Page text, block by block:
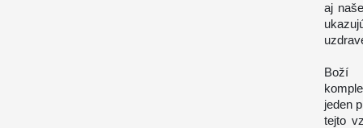
aj
Boží
jeden
tejto